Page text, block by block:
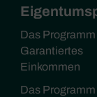
Das Programm
Garantiertes
Einkommen
Das Programm